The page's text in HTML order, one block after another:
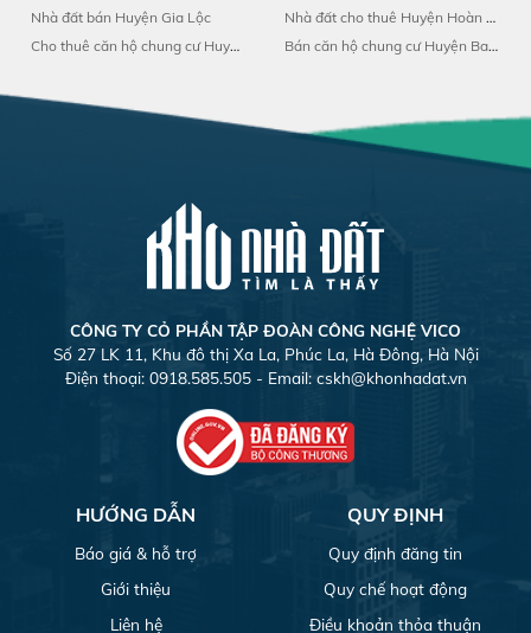
Nhà đất bán Huyện Gia Lộc
Cho thuê căn hộ chung cư Huyện Bình Giang
Nhà đất cho thuê Huyện Hoàn Bồ
Bán căn hộ chung cư Huyện Ba Chế
CÔNG TY CỎ PHẦN TẬP ĐOÀN CÔNG NGHỆ VICO
Số 27 LK 11, Khu đô thị Xa La, Phúc La, Hà Đông, Hà Nội
Điện thoại: 0918.585.505 - Email: cskh@khonhadat.vn
HƯỚNG DẪN
Báo giá & hỗ trợ
Giới thiệu
Liên hệ
QUY ĐỊNH
Quy định đăng tin
Quy chế hoạt động
Điều khoản thỏa thuận